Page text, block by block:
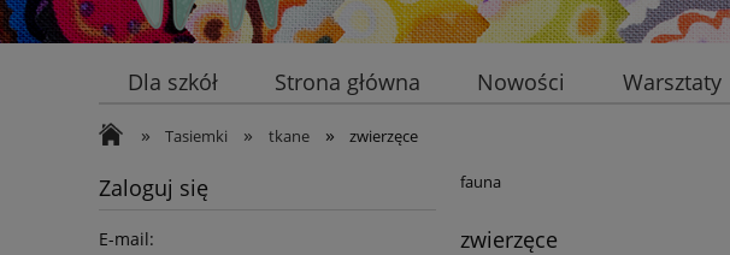
Dla szkół Strona główna Nowości Warsztaty
» Tasiemki » tkane » zwierzęce
Zaloguj się
E-mail:
fauna
zwierzęce